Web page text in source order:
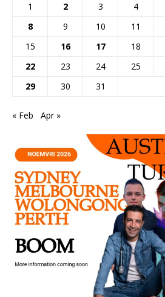
1
2 3 4
8
9 10 11
15
16 17 18
22
23 24 25
29
30 31
« Feb Apr »